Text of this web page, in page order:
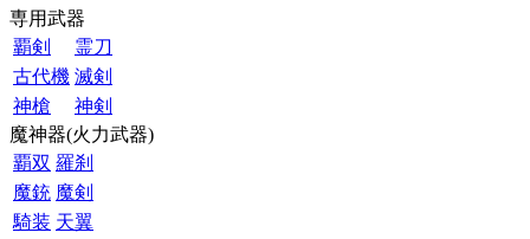
専用武器
覇剣
霊刀
古代機 滅剣
神槍
神剣
魔神器(火力武器)
覇双 羅刹
魔銃 魔剣
騎装 天翼